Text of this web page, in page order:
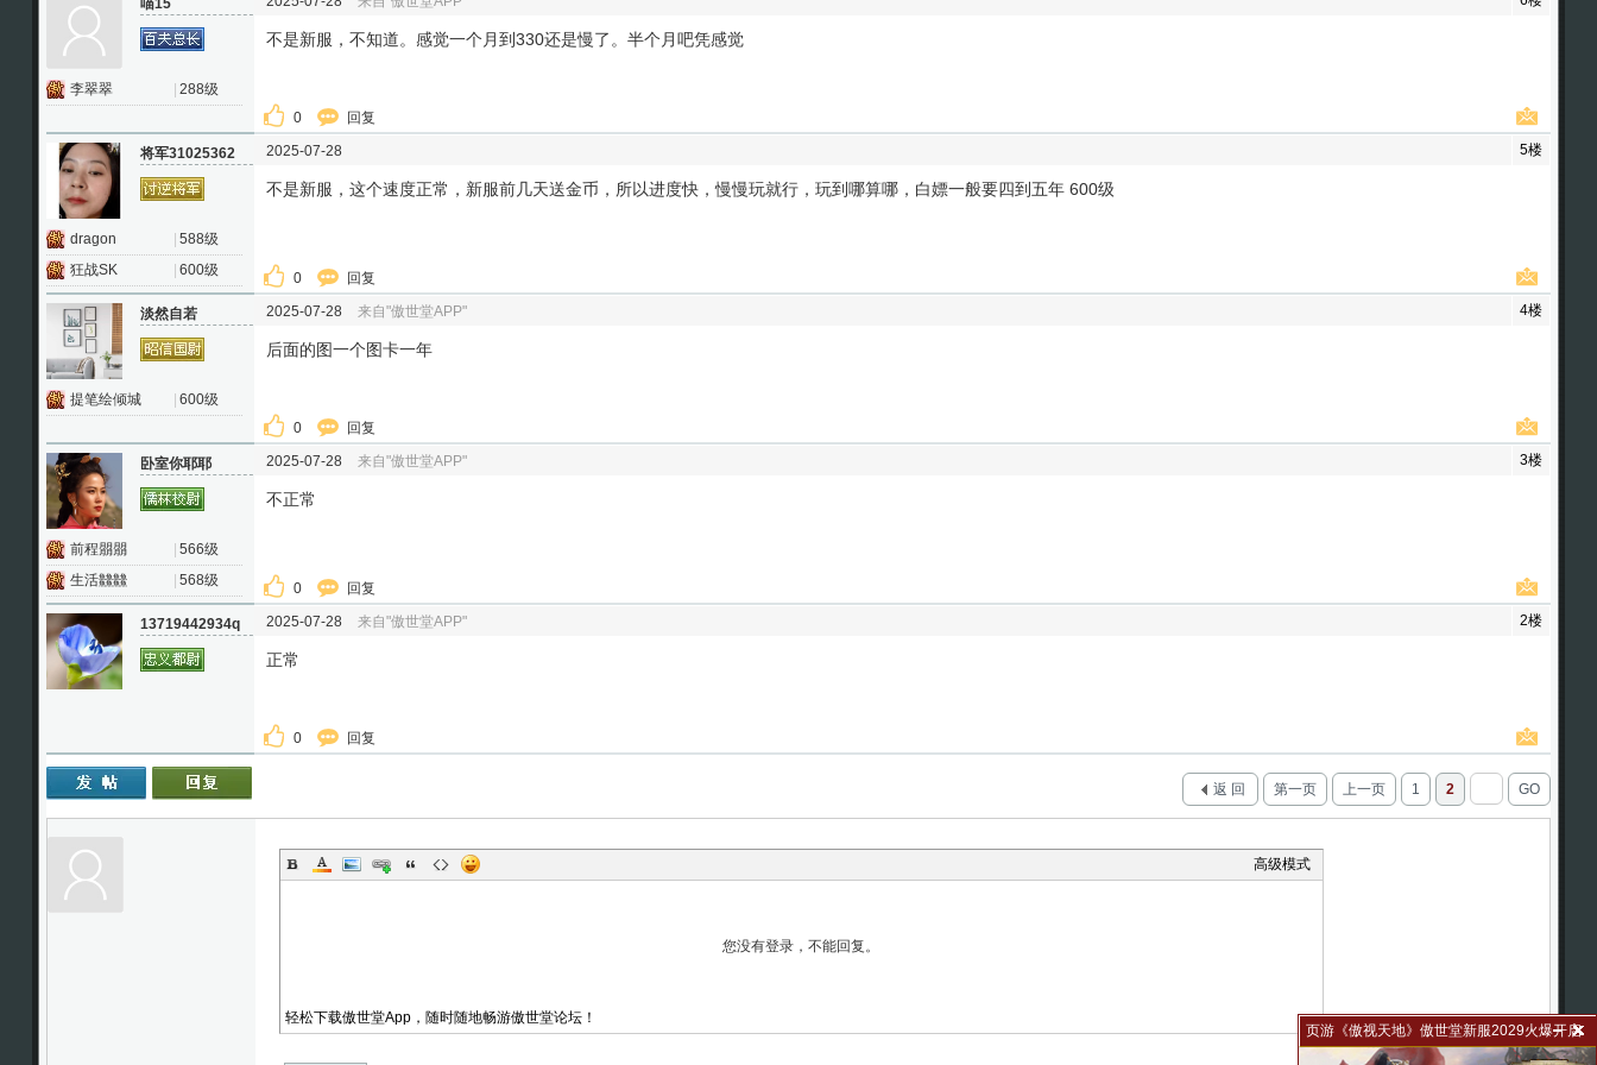
喵15
李翠翠 288级
不是新服，不知道。感觉一个月到330还是慢了。半个月吧凭感觉
0 回复
将军31025362
dragon
588级
狂战SK
600级
5楼
2025-07-28
不是新服，这个速度正常，新服前几天送金币，所以进度快，慢慢玩就行，玩到哪算哪，白嫖一般要四到五年 600级
0 回复
淡然自若
提笔绘倾城 600级
4楼
2025-07-28 来自"傲世堂APP"
后面的图一个图卡一年
0 回复
卧室你耶耶
前程朤朤
566级
生活䲜䲜
568级
3楼
2025-07-28 来自"傲世堂APP"
不正常
0 回复
13719442934q 2楼
2025-07-28 来自"傲世堂APP"
正常
0 回复
第一页 上一页 1 2 GO
返 回
高级模式
轻松下载傲世堂App，随时随地畅游傲世堂论坛！
页游《傲视天地》傲世堂新服2029火爆开启